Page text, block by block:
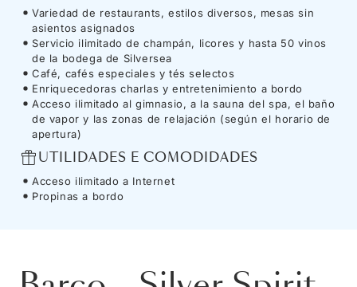
Variedad de restaurants, estilos diversos, mesas sin
asientos asignados
Servicio ilimitado de champán, licores y hasta 50 vinos
de la bodega de Silversea
Café, cafés especiales y tés selectos
Enriquecedoras charlas y entretenimiento a bordo
Acceso ilimitado al gimnasio, a la sauna del spa, el baño
de vapor y las zonas de relajación (según el horario de
apertura)
UTILIDADES E COMODIDADES
Acceso ilimitado a Internet
Propinas a bordo